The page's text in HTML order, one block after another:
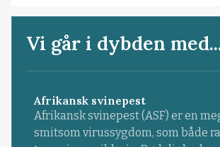
Vi går i dybden
Afrikansk svinepest
Afrikansk svinepest (ASF) er en
smitsom virussygdom, som både